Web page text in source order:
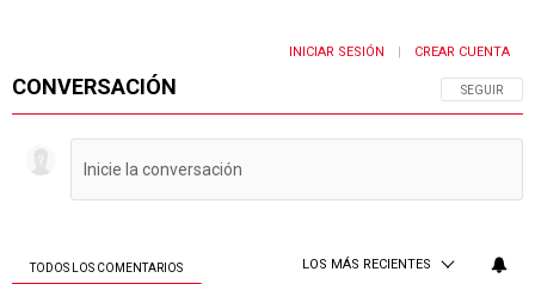
CONVERSACIÓN SIGA ESTA
SEGUIR
INICIAR SESIÓN CREAR CUENTA
TODOS LOS COMENTARIOS LOS MÁS RECIENTES